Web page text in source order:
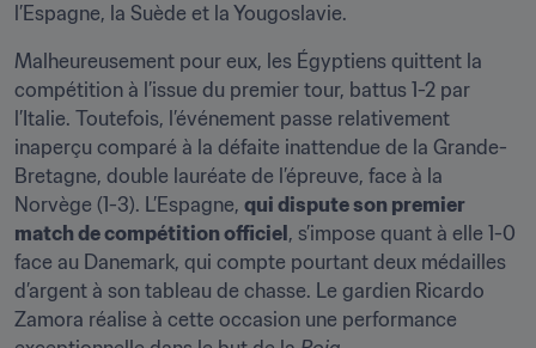
l’Espagne, la Suède et la Yougoslavie.
Malheureusement pour eux, les Égyptiens quittent la
compétition à l’issue du premier tour, battus 1-2 par
l’Italie. Toutefois, l’événement passe relativement
inaperçu comparé à la défaite inattendue de la Grande-
Bretagne, double lauréate de l’épreuve, face à la
Norvège (1-3). L’Espagne, qui dispute son premier
match de compétition officiel , s’impose quant à elle 1-0
face au Danemark, qui compte pourtant deux médailles
d’argent à son tableau de chasse. Le gardien Ricardo
Zamora réalise à cette occasion une performance